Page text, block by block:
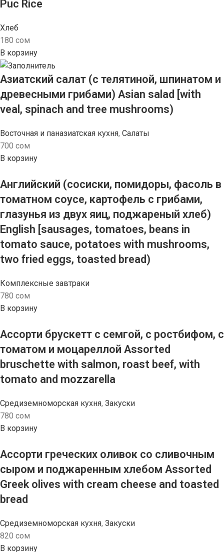
Puc Rice
Хлеб
180 сом
В корзину
Азиатский салат (с телятиной, шпинатом и
древесными грибами) Asian salad [with
veal, spinach and tree mushrooms)
Восточная и паназиатская кухня, Салаты
700 сом
В корзину
Английский (сосиски, помидоры, фасоль в
томатном соусе, картофель с грибами,
глазунья из двух яиц, поджареный хлеб)
English [sausages, tomatoes, beans in
tomato sauce, potatoes with mushrooms,
two fried eggs, toasted bread)
Комплексные завтраки
780 сом
В корзину
Ассорти брускетт с семгой, с ростбифом, с
томатом и моцареллой Assorted
bruschette with salmon, roast beef, with
tomato and mozzarella
Средиземноморская кухня, Закуски
780 сом
В корзину
Ассорти греческих оливок со сливочным
сыром и поджаренным хлебом Assorted
Greek olives with cream cheese and toasted
bread
Средиземноморская кухня, Закуски
820 сом
В корзину